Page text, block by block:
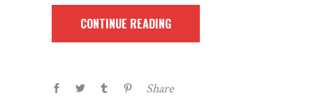
CONTINUE READING
Share